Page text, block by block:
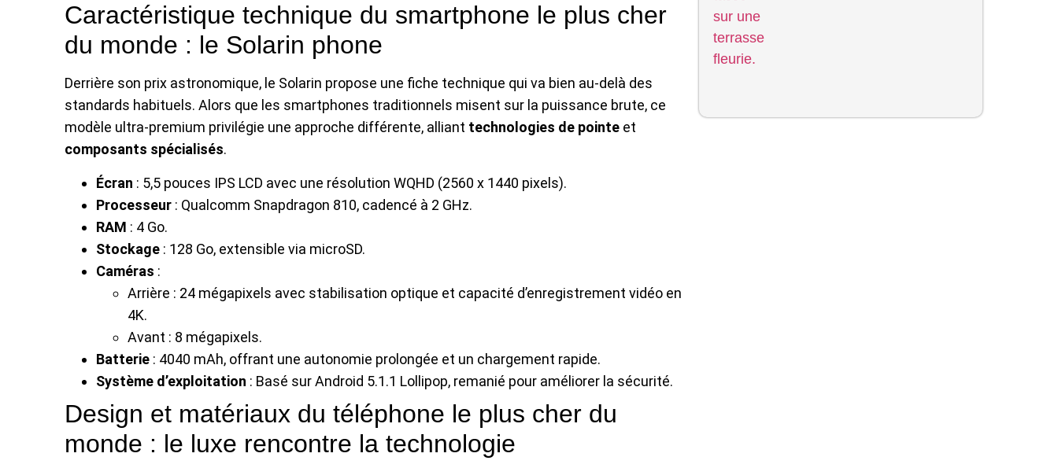
Caractéristique technique du smartphone le plus cher
du monde : le Solarin phone
Derrière son prix astronomique, le Solarin propose une fiche technique qui va bien au-delà des
standards habituels. Alors que les smartphones traditionnels misent sur la puissance brute, ce
modèle ultra-premium privilégie une approche différente, alliant technologies de pointe et
composants spécialisés.
Écran : 5,5 pouces IPS LCD avec une résolution WQHD (2560 x 1440 pixels).
Processeur : Qualcomm Snapdragon 810, cadencé à 2 GHz.
RAM : 4 Go.
Stockage : 128 Go, extensible via microSD.
Caméras :
Arrière : 24 mégapixels avec stabilisation optique et capacité d’enregistrement vidéo en
4K.
Avant : 8 mégapixels.
Batterie : 4040 mAh, offrant une autonomie prolongée et un chargement rapide.
Système d’exploitation : Basé sur Android 5.1.1 Lollipop, remanié pour améliorer la sécurité.
Design et matériaux du téléphone le plus cher du
monde : le luxe rencontre la technologie